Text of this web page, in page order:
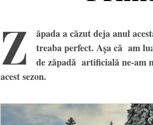
Z
ăpada a căzut deja anul
treaba perfect. Așa că am
de zăpadă artificială ne-am
acest sezon.